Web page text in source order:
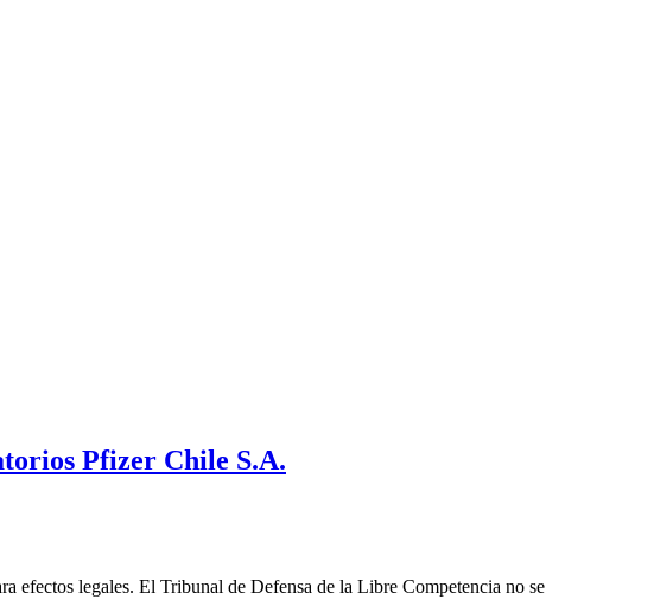
Pfizer Chile S.A.
efectos legales. El Tribunal de Defensa de la Libre Competencia no se